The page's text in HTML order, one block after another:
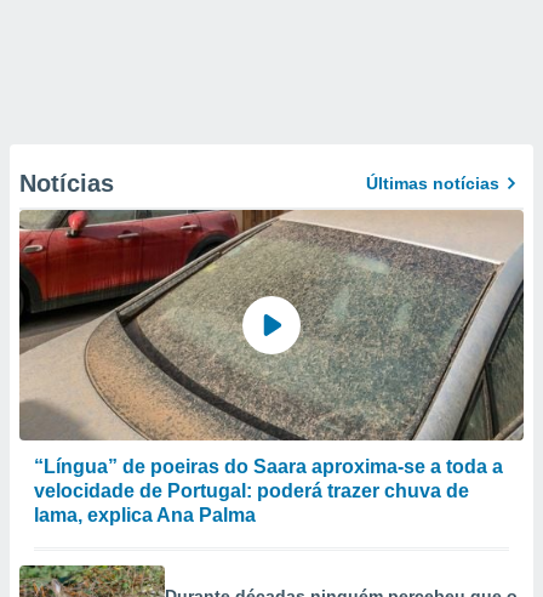
Notícias Últimas notícias
“Língua” de poeiras do Saara aproxima-se a toda a
velocidade de Portugal: poderá trazer chuva de
lama, explica Ana Palma